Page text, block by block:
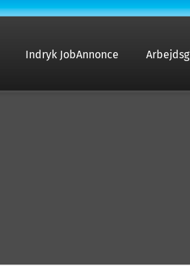
Indryk JobAnnonce